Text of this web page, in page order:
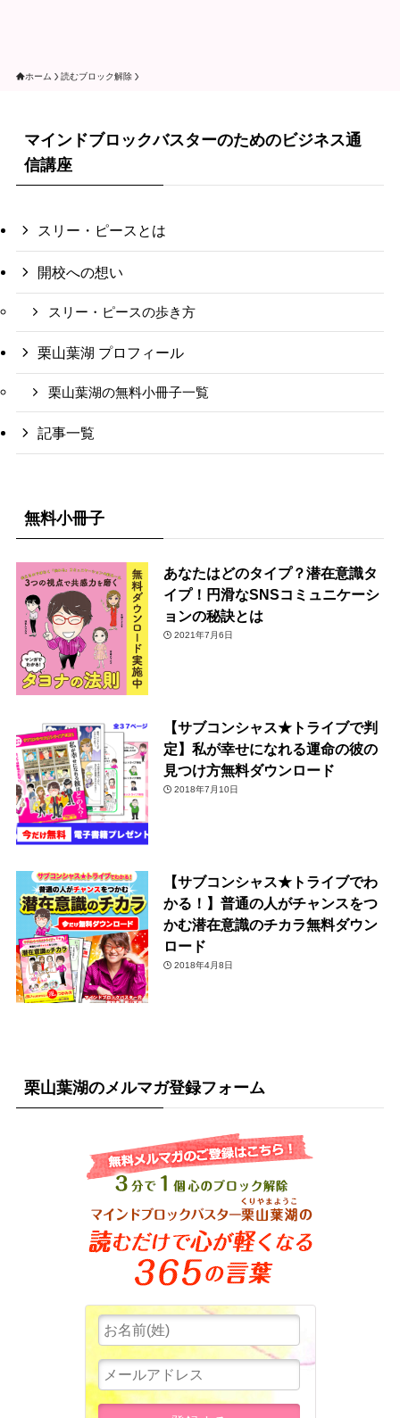
ホーム 読むブロック解除
マインドブロックバスターのためのビジネス通
信講座
スリー・ピースとは
開校への想い
スリー・ピースの歩き方
栗山葉湖 プロフィール
栗山葉湖の無料小冊子一覧
記事一覧
無料小冊子
あなたはどのタイプ？潜在意識タ
イプ！円滑なSNSコミュニケーシ
ョンの秘訣とは
2021年7月6日
【サブコンシャス★トライブで判
定】私が幸せになれる運命の彼の
見つけ方無料ダウンロード
2018年7月10日
【サブコンシャス★トライブでわ
かる！】普通の人がチャンスをつ
かむ潜在意識のチカラ無料ダウン
ロード
2018年4月8日
栗山葉湖のメルマガ登録フォーム